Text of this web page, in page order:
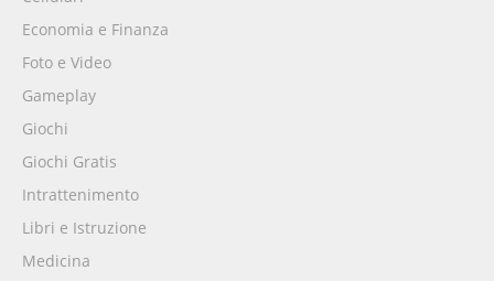
Economia e Finanza
Foto e Video
Gameplay
Giochi
Giochi Gratis
Intrattenimento
Libri e Istruzione
Medicina